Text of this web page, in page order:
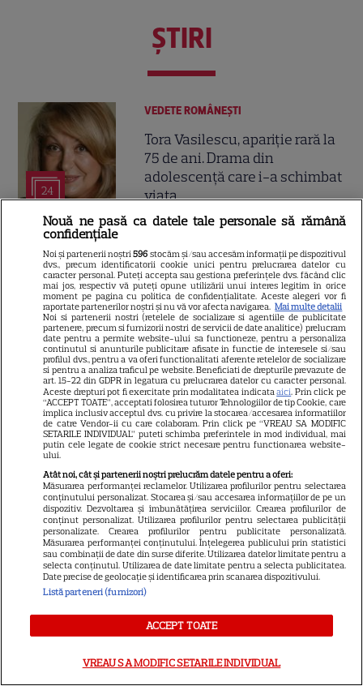
ŞTIRI
24
VEDETE ROMÂNEŞTI
Tora Vasilescu, apariție rară la
75 de ani. Drama din
adolescență care i-a schimbat
viața
13
George și Amal Clooney,
evacuați din locuința lor din
Franța din cauza incendiilor.
Mesajul dramatic al actorului:
„Nu știm dacă va supraviețui”
15
VEDETE ROMÂNEŞTI
Elena Gheorghe, surpriză
emoționantă de ziua ei. Ce a
pregătit soțul artistei când
credea că merge doar la cină
TIMP LIBER
Alin Panc și Sandu Pop
construiesc „satul cultural al
viitorului” în România. Cum va
Village
VEDETE ROMÂNEŞTI
Nouă ne pasă ca datele tale personale să rămână
confidențiale
Noi și partenerii noștri596 stocăm și/sau accesăm informații pe dispozitivul
dvs., precum identificatorii cookie unici pentru prelucrarea datelor cu
caracter personal. Puteți accepta sau gestiona preferințele dvs. făcând clic
mai jos, respectiv vă puteți opune utilizării unui interes legitim în orice
moment pe pagina cu politica de confidențialitate. Aceste alegeri vor fi
raportate partenerilor noștri și nu vă vor afecta navigarea. Mai multe detalii
Noi si partenerii nostri (retelele de socializare si agentiile de publicitate
partenere, precum si furnizorii nostri de servicii de date analitice) prelucram
date pentru a permite website-ului sa functioneze, pentru a personaliza
continutul si anunturile publicitare afisate in functie de interesele si/sau
profilul dvs., pentru a va oferi functionalitati aferente retelelor de socializare
si pentru a analiza traficul pe website. Beneficiati de drepturile prevazute de
art. 15-22 din GDPR in legatura cu prelucrarea datelor cu caracter personal.
Aceste drepturi pot fi exercitate prin modalitatea indicataaici. Prin click pe
“ACCEPT TOATE”, acceptati folosirea tuturor Tehnologiilor de tip Cookie, care
implica inclusiv acceptul dvs. cu privire la stocarea/accesarea informatiilor
de catre Vendor-ii cu care colaboram. Prin click pe “VREAU SA MODIFIC
SETARILE INDIVIDUAL” puteti schimba preferintele in mod individual, mai
putin cele legate de cookie strict necesare pentru functionarea website-
ului.
Atât noi, cât și partenerii noștri prelucrăm datele pentru a oferi:
Măsurarea performanței reclamelor. Utilizarea profilurilor pentru selectarea
conținutului personalizat. Stocarea și/sau accesarea informațiilor de pe un
dispozitiv. Dezvoltarea și îmbunătățirea serviciilor. Crearea profilurilor de
conținut personalizat. Utilizarea profilurilor pentru selectarea publicității
personalizate. Crearea profilurilor pentru publicitate personalizată.
Măsurarea performanței conținutului. Înțelegerea publicului prin statistici
sau combinații de date din surse diferite. Utilizarea datelor limitate pentru a
selecta conținutul. Utilizarea de date limitate pentru a selecta publicitatea.
Date precise de geolocație și identificarea prin scanarea dispozitivului.
Listă parteneri (furnizori)
ACCEPT TOATE
VREAU SA MODIFIC SETARILE INDIVIDUAL